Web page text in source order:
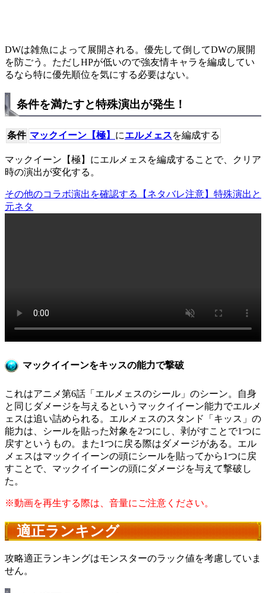
DWは雑魚によって展開される。優先して倒してDWの展開
を防ごう。ただしHPが低いので強友情キャラを編成してい
るなら特に優先順位を気にする必要はない。
条件を満たすと特殊演出が発生！
条件 マックイーン【極】 にエルメェスを編成する
マックイーン【極】にエルメェスを編成することで、クリア
時の演出が変化する。
その他のコラボ演出を確認する
【ネタバレ注意】特殊演出と
元ネタ
マックイイーンをキッスの能力で撃破
これはアニメ第6話「エルメェスのシール」のシーン。自身
と同じダメージを与えるというマックイイーン能力でエルメ
ェスは追い詰められる。エルメェスのスタンド「キッス」の
能力は、シールを貼った対象を2つにし、剥がすことで1つに
戻すというもの。また1つに戻る際はダメージがある。エル
メェスはマックイイーンの頭にシールを貼ってから1つに戻
すことで、マックイイーンの頭にダメージを与えて撃破し
た。
※動画を再生する際は、音量にご注意ください。
適正ランキング
攻略適正ランキングはモンスターのラック値を考慮していま
せん。